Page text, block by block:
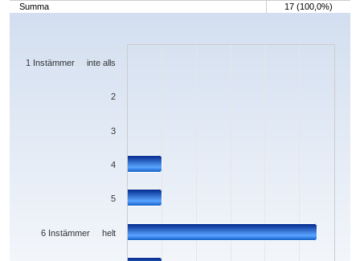
Summa
17 (100,0%)
Chart
The chart has 1 X axis displaying categories.
6 Instämmer helt
5
4
3
2
1 Instämmer inte alls